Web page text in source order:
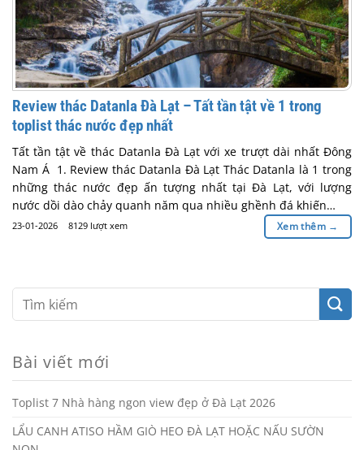
Review thác Datanla Đà Lạt – Tất tần tật về 1 trong
toplist thác nước đẹp nhất
Tất tần tật về thác Datanla Đà Lạt với xe trượt dài nhất Đông
Nam Á 1. Review thác Datanla Đà Lạt Thác Datanla là 1 trong
những thác nước đẹp ấn tượng nhất tại Đà Lạt, với lượng
nước dồi dào chảy quanh năm qua nhiều ghềnh đá khiến…
23-01-2026 8129 lượt xem Xem thêm →
Bài viết mới
Toplist 7 Nhà hàng ngon view đẹp ở Đà Lạt 2026
LẨU CANH ATISO HẦM GIÒ HEO ĐÀ LẠT HOẶC NẤU SƯỜN